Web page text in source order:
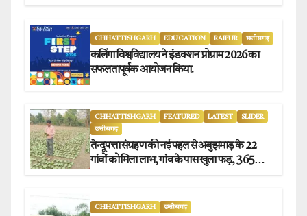
CHHATTISHGARH EDUCATION RAIPUR छत्तीसगढ़
कलिंगा विश्वविद्यालय ने इंडक्शन प्रोग्राम 2026 का
सफलतापूर्वक आयोजन किया.
CHHATTISHGARH FEATURED LATEST
SLIDER
छत्तीसगढ़
तेन्दूपत्ता संग्रहण की नई पहल से अबुझमाड़ के 22
गांवों को मिला लाभ, गांव के पास खुला फड़, 365
CHHATTISHGARH छत्तीसगढ़